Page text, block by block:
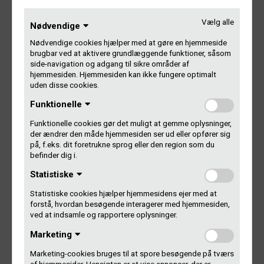
Vælg alle
Nødvendige
Nødvendige cookies hjælper med at gøre en hjemmeside
brugbar ved at aktivere grundlæggende funktioner, såsom
side-navigation og adgang til sikre områder af
hjemmesiden. Hjemmesiden kan ikke fungere optimalt
uden disse cookies.
Funktionelle
Funktionelle cookies gør det muligt at gemme oplysninger,
der ændrer den måde hjemmesiden ser ud eller opfører sig
på, f.eks. dit foretrukne sprog eller den region som du
befinder dig i.
Statistiske
Statistiske cookies hjælper hjemmesidens ejer med at
forstå, hvordan besøgende interagerer med hjemmesiden,
ved at indsamle og rapportere oplysninger.
Marketing
Marketing-cookies bruges til at spore besøgende på tværs
I studiet med Christopher har de fundet et ledigt øjeblik til
at svare på et par hurtige spørgsmål.
Tillykke! Hvordan er det at være de to mest spillede
danske musikere i radioen – i tre ord?
Fridolin: Sindssygt overdrevet fresh.
Frederik: Overraskende opturs fedt.
Fridolin: Godt spørgsmål. Jeg giver en kaffe, hvis det er
mig.
Frederik: Det er Frido!
Hvilken tur i studiet husker I bedst?